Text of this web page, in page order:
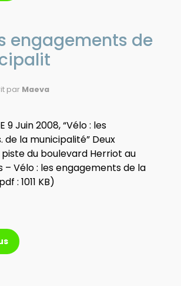
engagements de
par Maeva
9 Juin 2008, “Vélo : les
la municipalité” Deux
du boulevard Herriot au
– Vélo : les engagements de la
: 1011 KB)